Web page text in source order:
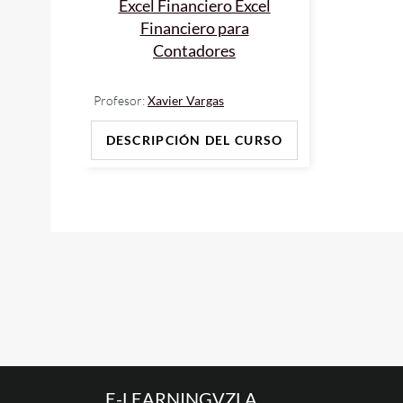
Excel Financiero Excel
Financiero para
Contadores
Profesor:Xavier Vargas
DESCRIPCIÓN DEL CURSO
E-LEARNINGVZLA